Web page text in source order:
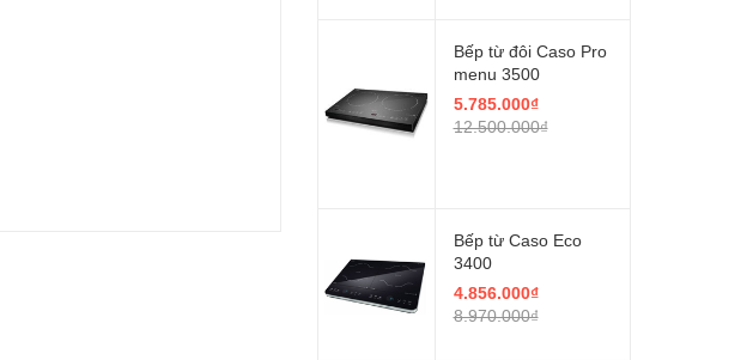
Bếp từ đôi Caso Pro
menu 3500
5.785.000₫
12.500.000₫
Bếp từ Caso Eco
3400
4.856.000₫
8.970.000₫